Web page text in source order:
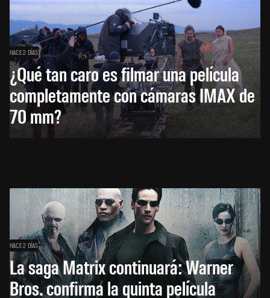
HACE 2 DÍAS
¿Qué tan caro es filmar una película
completamente con cámaras IMAX de
70 mm?
HACE 2 DÍAS
La saga Matrix continuará: Warner
Bros. confirma la quinta película